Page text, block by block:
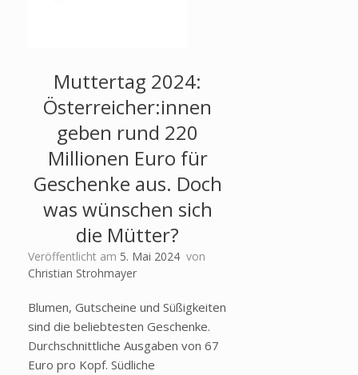
Muttertag 2024:
Österreicher:innen
geben rund 220
Millionen Euro für
Geschenke aus. Doch
was wünschen sich
die Mütter?
Veröffentlicht am 5. Mai 2024 von
Christian Strohmayer
Blumen, Gutscheine und Süßigkeiten
sind die beliebtesten Geschenke.
Durchschnittliche Ausgaben von 67
Euro pro Kopf. Südliche